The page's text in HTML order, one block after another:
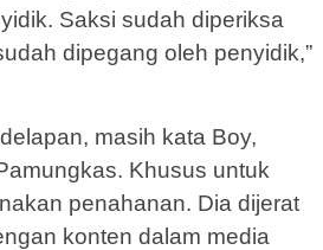
Saksi sudah diperiksa
dipegang oleh penyidik,”
masih kata Boy,
Khusus untuk
penahanan. Dia dijerat
konten dalam media